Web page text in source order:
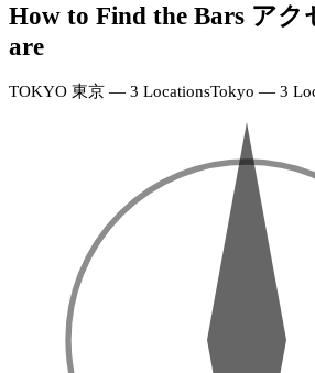
How to Find the Bars アク
are
TOKYO 東京 — 3 LocationsTokyo — 3
店
19:00–
EBISU
恵
比
寿
店
N